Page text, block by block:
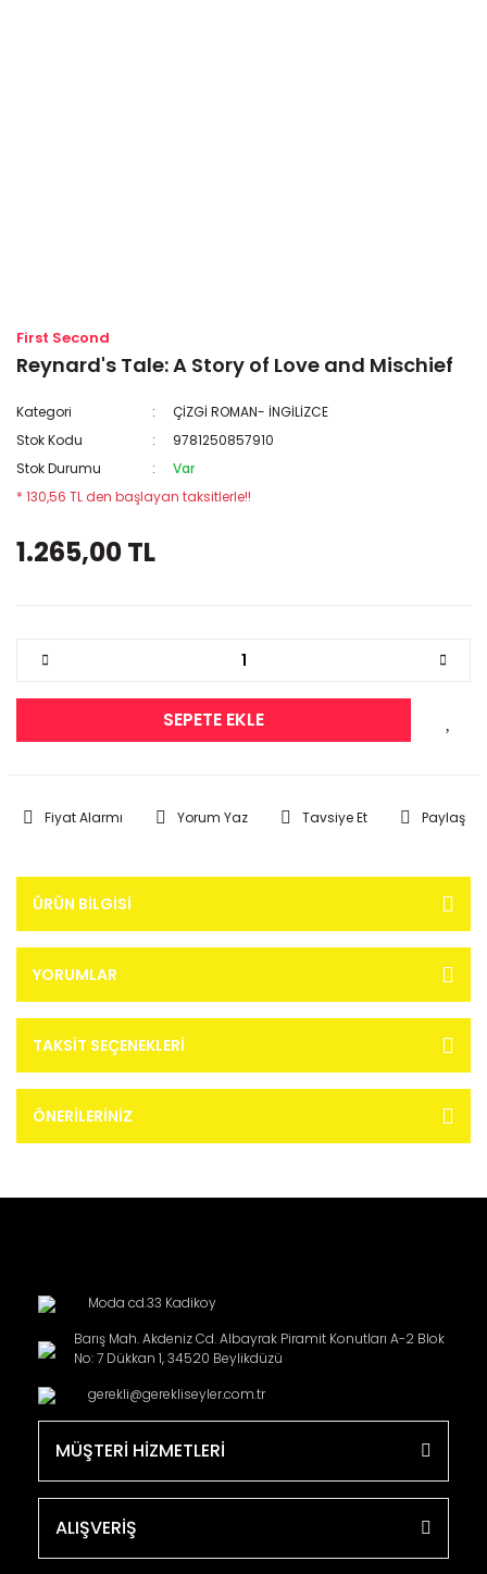
First Second
Reynard's Tale: A Story of Love and Mischief
Kategori
ÇİZGİ ROMAN- İNGİLİZCE
Stok Kodu
9781250857910
Stok Durumu
Var
* 130,56 TL den başlayan taksitlerle!!
1.265,00 TL
SEPETE EKLE
Fiyat Alarmı Yorum Yaz Tavsiye Et Paylaş
ÜRÜN BILGISI
YORUMLAR
TAKSIT SEÇENEKLERI
ÖNERILERINIZ
Moda cd.33 Kadikoy
Barış Mah. Akdeniz Cd. Albayrak Piramit Konutları A-2 Blok
No: 7 Dükkan 1, 34520 Beylikdüzü
gerekli@gerekliseyler.com.tr
MÜŞTERİ HİZMETLERİ
ALIŞVERİŞ